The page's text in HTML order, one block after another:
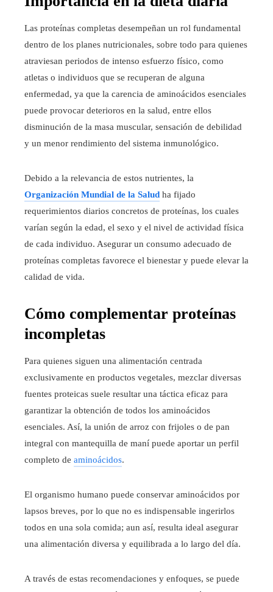
Las proteínas completas desempeñan un rol fundamental
dentro de los planes nutricionales, sobre todo para quienes
atraviesan periodos de intenso esfuerzo físico, como
atletas o individuos que se recuperan de alguna
enfermedad, ya que la carencia de aminoácidos esenciales
puede provocar deterioros en la salud, entre ellos
disminución de la masa muscular, sensación de debilidad
y un menor rendimiento del sistema inmunológico.
Debido a la relevancia de estos nutrientes, la
Organización Mundial de la Salud ha fijado
requerimientos diarios concretos de proteínas, los cuales
varían según la edad, el sexo y el nivel de actividad física
de cada individuo. Asegurar un consumo adecuado de
proteínas completas favorece el bienestar y puede elevar la
calidad de vida.
Cómo complementar proteínas
incompletas
Para quienes siguen una alimentación centrada
exclusivamente en productos vegetales, mezclar diversas
fuentes proteicas suele resultar una táctica eficaz para
garantizar la obtención de todos los aminoácidos
esenciales. Así, la unión de arroz con frijoles o de pan
integral con mantequilla de maní puede aportar un perfil
completo de aminoácidos.
El organismo humano puede conservar aminoácidos por
lapsos breves, por lo que no es indispensable ingerirlos
todos en una sola comida; aun así, resulta ideal asegurar
una alimentación diversa y equilibrada a lo largo del día.
A través de estas recomendaciones y enfoques, se puede